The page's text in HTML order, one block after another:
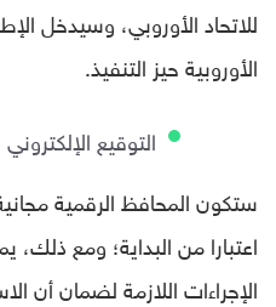
للاتحاد الأوروبي، وسيدخل
الأوروبية حيز التنفيذ.
التوقيع الإلكتروني
ستكون المحافظ الرقمية
اعتبارا من البداية؛ ومع ذلك،
الإجراءات اللازمة لضمان أن